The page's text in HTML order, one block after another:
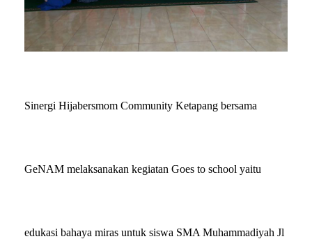
Sinergi Hijabersmom Community Ketapang bersama
GeNAM melaksanakan kegiatan Goes to school yaitu
edukasi bahaya miras untuk siswa SMA Muhammadiyah Jl